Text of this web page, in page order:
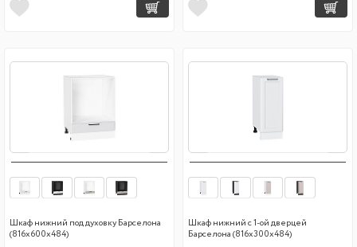
Шкаф нижний под духовку Барселона
(816х600х484)
Шкаф нижний с 1-ой дверцей
Барселона (816х300х484)